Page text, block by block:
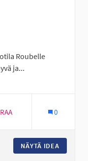
Roubelle
ja...
Seinäjoki
0
NÄYTÄ IDEA